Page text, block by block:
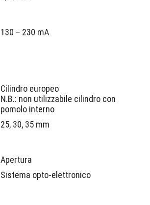
130 – 230 mA
Cilindro europeo
N.B.: non utilizzabile cilindro con
pomolo interno
25, 30, 35 mm
Apertura
Sistema opto-elettronico